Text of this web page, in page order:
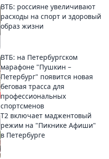
ВТБ: россияне увеличивают
расходы на спорт и здоровый
образ жизни
ВТБ: на Петербургском
марафоне "Пушкин –
Петербург" появится новая
беговая трасса для
профессиональных
спортсменов
Т2 включает маджентовый
режим на "Пикнике Афиши"
в Петербурге